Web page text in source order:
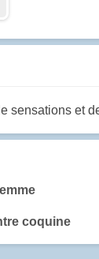
sensations et
coquine